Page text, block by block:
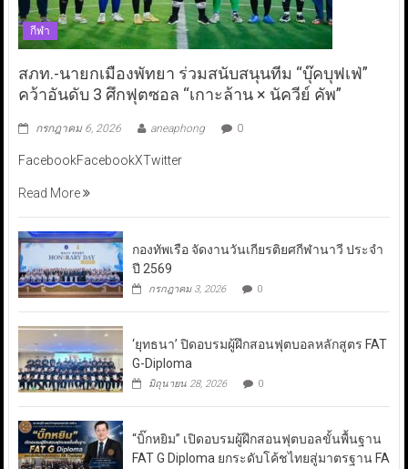
กีฬา
สภท.-นายกเมืองพัทยา ร่วมสนับสนุนทีม “บุ๊คบุฟเฟ่”
คว้าอันดับ 3 ศึกฟุตซอล “เกาะล้าน × นัควีย์ คัพ”
กรกฎาคม 6, 2026 aneaphong 0
FacebookFacebookXTwitter
Read More
กองทัพเรือ จัดงานวันเกียรติยศกีฬานาวี ประจำ
ปี 2569
กรกฎาคม 3, 2026 0
‘ยุทธนา’ ปิดอบรมผู้ฝึกสอนฟุตบอลหลักสูตร FAT
G-Diploma
มิถุนายน 28, 2026 0
“บิ๊กหยิม” เปิดอบรมผู้ฝึกสอนฟุตบอลขั้นพื้นฐาน
FAT G Diploma ยกระดับโค้ชไทยสู่มาตรฐาน FA